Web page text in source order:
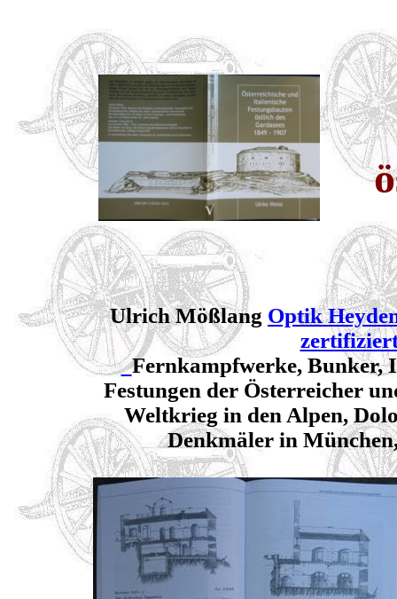
Ulrich Mößlang Optik
Fernkampfwerke, Bunker,
Festungen der Österreicher
Weltkrieg in den Alpen,
Denkmäler in